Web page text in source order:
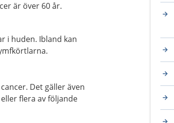
är över 60 år.
i huden. Ibland kan
Det gäller även
flera av följande